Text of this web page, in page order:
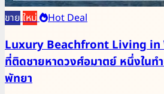
ขายใหม่ Hot Deal
Luxury Beachfront Living in
ที่ติดชายหาดวงศ์อมาตย์ หนึ่งในท
พัทยา